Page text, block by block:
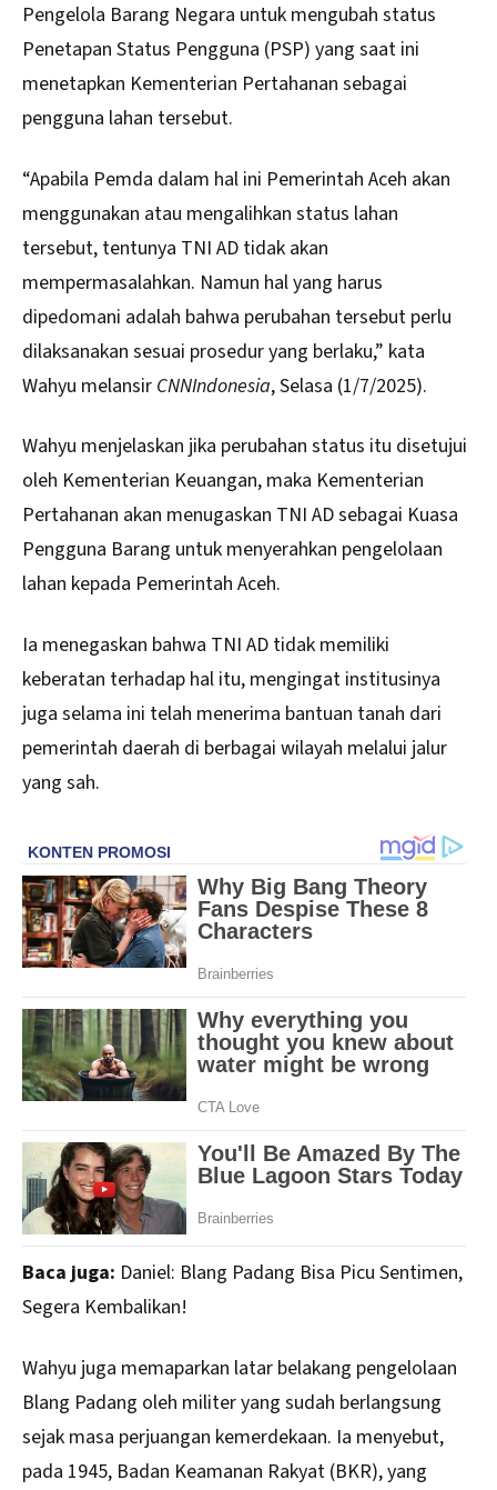
Pengelola Barang Negara untuk mengubah status
Penetapan Status Pengguna (PSP) yang saat ini
menetapkan Kementerian Pertahanan sebagai
pengguna lahan tersebut.
“Apabila Pemda dalam hal ini Pemerintah Aceh akan
menggunakan atau mengalihkan status lahan
tersebut, tentunya TNI AD tidak akan
mempermasalahkan. Namun hal yang harus
dipedomani adalah bahwa perubahan tersebut perlu
dilaksanakan sesuai prosedur yang berlaku,” kata
Wahyu melansir CNNIndonesia, Selasa (1/7/2025).
Wahyu menjelaskan jika perubahan status itu disetujui
oleh Kementerian Keuangan, maka Kementerian
Pertahanan akan menugaskan TNI AD sebagai Kuasa
Pengguna Barang untuk menyerahkan pengelolaan
lahan kepada Pemerintah Aceh.
Ia menegaskan bahwa TNI AD tidak memiliki
keberatan terhadap hal itu, mengingat institusinya
juga selama ini telah menerima bantuan tanah dari
pemerintah daerah di berbagai wilayah melalui jalur
yang sah.
Baca juga: Daniel: Blang Padang Bisa Picu Sentimen,
Segera Kembalikan!
Wahyu juga memaparkan latar belakang pengelolaan
Blang Padang oleh militer yang sudah berlangsung
sejak masa perjuangan kemerdekaan. Ia menyebut,
pada 1945, Badan Keamanan Rakyat (BKR), yang